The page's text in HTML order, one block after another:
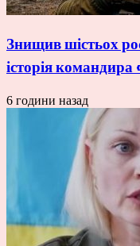
Знищив шістьох
історія командира
6 години назад